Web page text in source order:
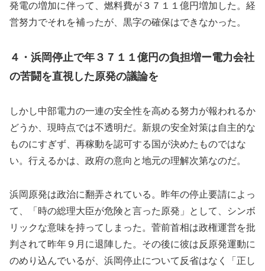
発電の増加に伴って、燃料費が３７１１億円増加した。経
営努力でそれを補ったが、黒字の確保はできなかった。
４・浜岡停止で年３７１１億円の負担増ー電力会社
の苦闘を直視した原発の議論を
しかし中部電力の一連の安全性を高める努力が報われるか
どうか、現時点では不透明だ。新規の安全対策は自主的な
ものにすぎず、再稼動を認可する国が決めたものではな
い。行えるかは、政府の意向と地元の理解次第なのだ。
浜岡原発は政治に翻弄されている。昨年の停止要請によっ
て、「時の総理大臣が危険と言った原発」として、シンボ
リックな意味を持ってしまった。菅前首相は政権運営を批
判されて昨年９月に退陣した。その後に彼は反原発運動に
のめり込んでいるが、浜岡停止について反省はなく「正し